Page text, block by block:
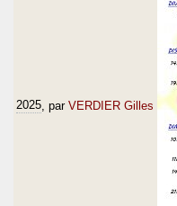
2025 , par VERDIER Gilles